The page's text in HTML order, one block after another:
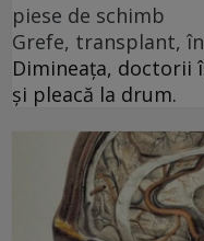
piese de schimb
Grefe, transplant,
Dimineața, doctorii
și pleacă la drum.